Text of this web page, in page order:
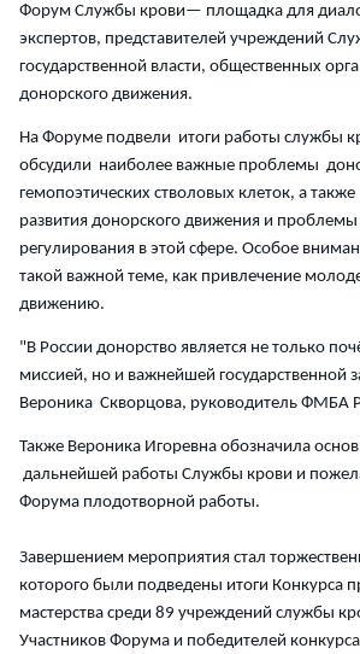
Форум Службы крови— площадка для
экспертов, представителей учреждений
государственной власти, общественных
донорского движения.
На Форуме подвели итоги работы службы
обсудили наиболее важные проблемы
гемопоэтических стволовых клеток, а
развития донорского движения и проблемы
регулирования в этой сфере. Особое
такой важной теме, как привлечение
движению.
"В России донорство является не только
миссией, но и важнейшей государственной
Вероника Скворцова, руководитель ФМБА
Также Вероника Игоревна обозначила
дальнейшей работы Службы крови и
Форума плодотворной работы.
Завершением мероприятия стал
которого были подведены итоги Конкурса
мастерства среди 89 учреждений службы
Участников Форума и победителей